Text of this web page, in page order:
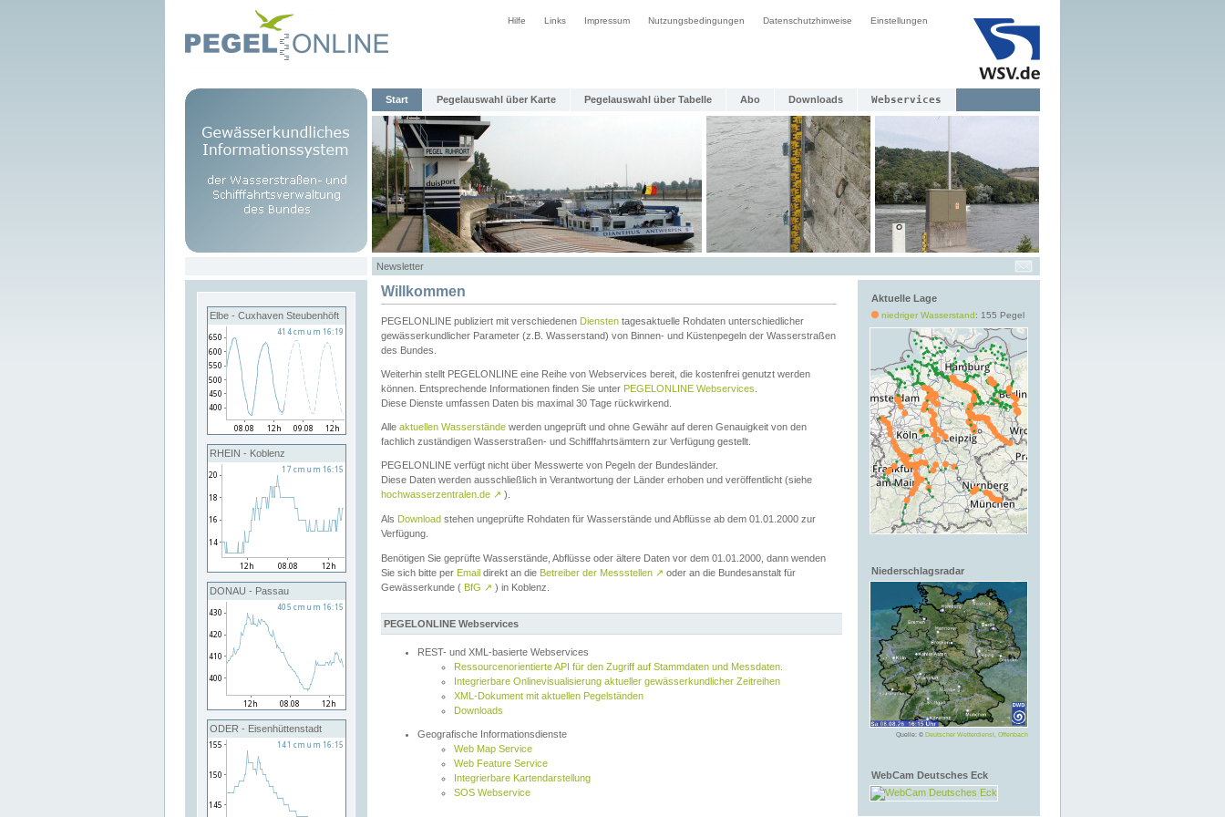
Hilfe Links Impressum Nutzungsbedingungen Datenschutzhinweise Einstellungen
Start Pegelauswahl über Karte Pegelauswahl über Tabelle Abo Downloads Webservices
Newsletter
Elbe - Cuxhaven Steubenhöft
RHEIN - Koblenz
DONAU - Passau
ODER - Eisenhüttenstadt
Aktuelle Lage
niedriger Wasserstand: 155 Pegel
Niederschlagsradar
Quelle: © Deutscher Wetterdienst, Offenbach
WebCam Deutsches Eck
Willkommen
PEGELONLINE publiziert mit verschiedenen Diensten tagesaktuelle Rohdaten unterschiedlicher
gewässerkundlicher Parameter (z.B. Wasserstand) von Binnen- und Küstenpegeln der Wasserstraßen
des Bundes.
Weiterhin stellt PEGELONLINE eine Reihe von Webservices bereit, die kostenfrei genutzt werden
können. Entsprechende Informationen finden Sie unter PEGELONLINE Webservices
Diese Dienste umfassen Daten bis maximal 30 Tage rückwirkend.
Alle aktuellen Wasserstände werden ungeprüft und ohne Gewähr auf deren Genauigkeit von den
fachlich zuständigen Wasserstraßen- und Schifffahrtsämtern zur Verfügung gestellt.
PEGELONLINE verfügt nicht über Messwerte von Pegeln der Bundesländer.
Diese Daten werden ausschließlich in Verantwortung der Länder erhoben und veröffentlicht (siehe
hochwasserzentralen.de ↗ ).
Als Download stehen ungeprüfte Rohdaten für Wasserstände und Abflüsse ab dem 01.01.2000 zur
Verfügung.
Benötigen Sie geprüfte Wasserstände, Abflüsse oder ältere Daten vor dem 01.01.2000, dann wenden
Sie sich bitte per Email direkt an die Betreiber der Messstellen ↗ oder an die Bundesanstalt für
Gewässerkunde ( BfG ↗ ) in Koblenz.
PEGELONLINE Webservices
REST- und XML-basierte Webservices
Ressourcenorientierte API für den Zugriff auf Stammdaten und Messdaten.
Integrierbare Onlinevisualisierung aktueller gewässerkundlicher Zeitreihen
XML-Dokument mit aktuellen Pegelständen
Downloads
Geografische Informationsdienste
Web Map Service
Web Feature Service
Integrierbare Kartendarstellung
SOS Webservice